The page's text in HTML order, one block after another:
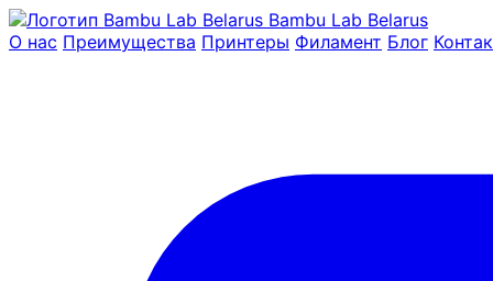
Bambu Lab Belarus
О нас Преимущества Принтеры Филамент Блог